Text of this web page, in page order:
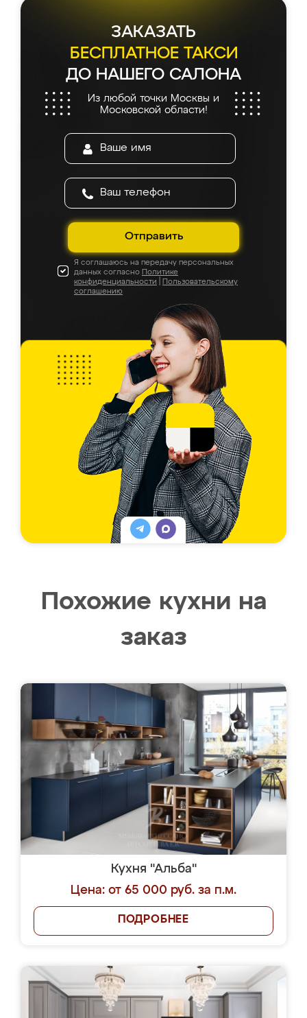
ЗАКАЗАТЬ
БЕСПЛАТНОЕ ТАКСИ
ДО НАШЕГО САЛОНА
Из любой точки Москвы и
Московской области!
Отправить
Я соглашаюсь на передачу персональных
данных согласно Политике
конфиденциальности
Пользовательскому
соглашению
Похожие кухни на
заказ
Кухня "Альба"
Цена: от 65 000 руб. за п.м.
ПОДРОБНЕЕ